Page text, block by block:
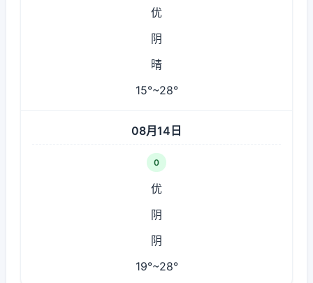
优
阴
晴
15°~28°
08月14日
0
优
阴
阴
19°~28°